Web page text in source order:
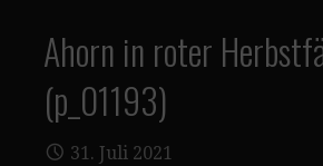
Ahorn in roter
(p_01193)
31. Juli 2021